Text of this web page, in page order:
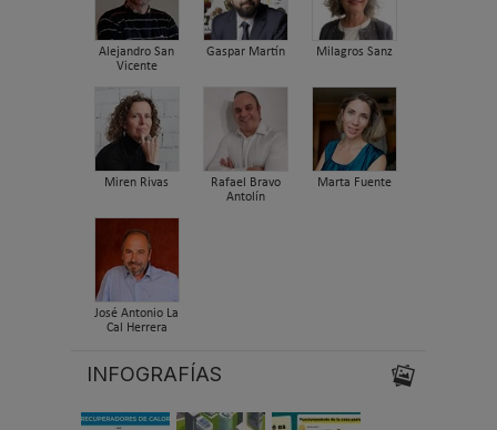
Alejandro San
Vicente
Gaspar Martín Milagros Sanz
Miren Rivas
Rafael Bravo
Antolín
Marta Fuente
José Antonio La
Cal Herrera
INFOGRAFÍAS